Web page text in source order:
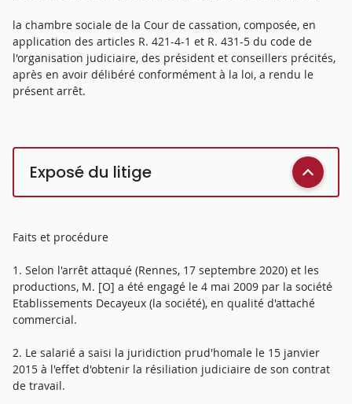
la chambre sociale de la Cour de cassation, composée, en
application des articles R. 421-4-1 et R. 431-5 du code de
l'organisation judiciaire, des président et conseillers précités,
après en avoir délibéré conformément à la loi, a rendu le
présent arrêt.
Exposé du litige
Faits et procédure
1. Selon l'arrêt attaqué (Rennes, 17 septembre 2020) et les
productions, M. [O] a été engagé le 4 mai 2009 par la société
Etablissements Decayeux (la société), en qualité d'attaché
commercial.
2. Le salarié a saisi la juridiction prud'homale le 15 janvier
2015 à l'effet d'obtenir la résiliation judiciaire de son contrat
de travail.